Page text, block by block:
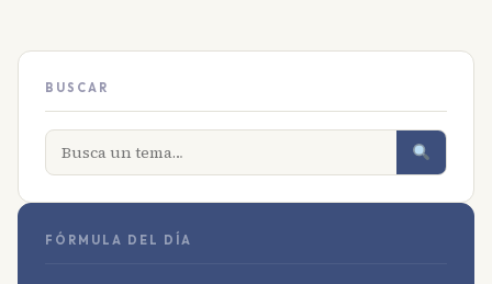
BUSCAR
FÓRMULA DEL DÍA